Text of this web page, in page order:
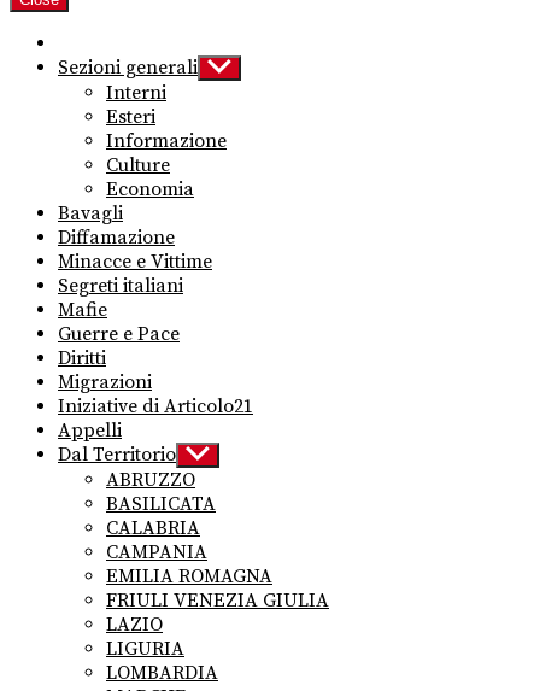
Sezioni generali Show
sub
Interni
Esteri
Informazione
Culture
Economia
Bavagli
Diffamazione
Minacce e Vittime
Segreti italiani
Mafie
Guerre e Pace
Diritti
Migrazioni
Iniziative di Articolo21
Appelli
Dal Territorio Show
sub
menu
ABRUZZO
BASILICATA
CALABRIA
CAMPANIA
EMILIA ROMAGNA
FRIULI VENEZIA GIULIA
LAZIO
LIGURIA
LOMBARDIA